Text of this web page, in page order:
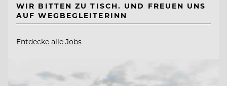
WIR BITTEN ZU TISCH. UND FREUEN UNS
AUF WEGBEGLEITERINN
Entdecke alle Jobs